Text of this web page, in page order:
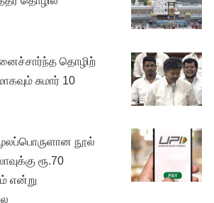
தொழிற்
சுமார் 10
நூல்
ரூ.70
என்று